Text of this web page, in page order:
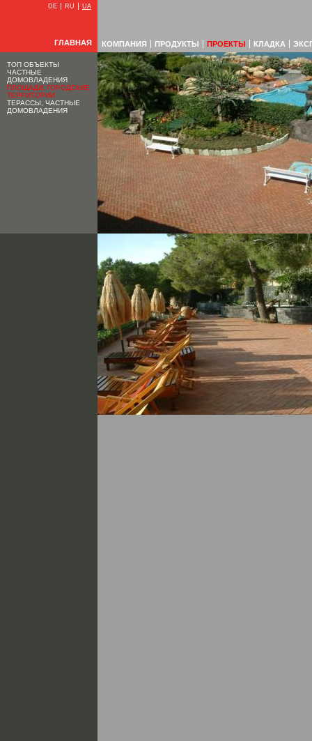
DE RU UA
ГЛАВНАЯ КОМПАНИЯ ПРОДУКТЫ ПРОЕКТЫ КЛАДКА
ТОП ОБЪЕКТЫ
ЧАСТНЫЕ
ДОМОВЛАДЕНИЯ
ПЛОЩАДИ, ГОРОДСКИЕ
ТЕРРИТОРИИ
ТЕРАССЫ, ЧАСТНЫЕ
ДОМОВЛАДЕНИЯ